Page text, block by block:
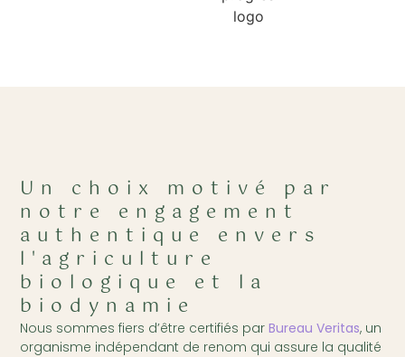
Un choix motivé par
notre engagement
authentique envers
l'agriculture
biologique et la
biodynamie
Nous sommes fiers d’être certifiés parBureau Veritas, un
organisme indépendant de renom qui assure la qualité